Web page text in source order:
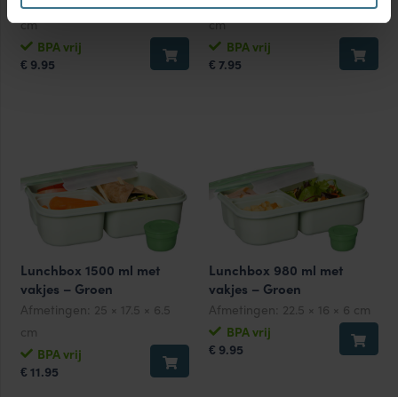
cm
BPA vrij
€ 9.95
cm
BPA vrij
€ 7.95
Lunchbox 1500 ml met
vakjes – Groen
Afmetingen: 25 × 17.5 × 6.5
cm
BPA vrij
€ 11.95
Lunchbox 980 ml met
vakjes – Groen
Afmetingen: 22.5 × 16 × 6 cm
BPA vrij
€ 9.95